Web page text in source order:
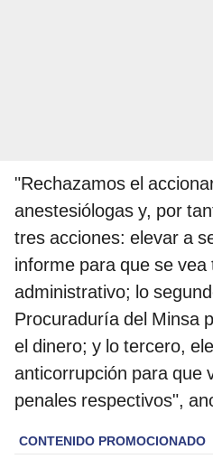
"Rechazamos el
anestesiólogas y, por
tres acciones: elevar a
informe para que se
administrativo; lo
Procuraduría del Minsa
el dinero; y lo tercero,
anticorrupción para que
penales respectivos",